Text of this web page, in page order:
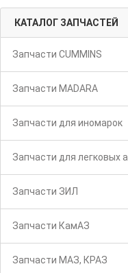
КАТАЛОГ ЗАПЧАСТЕЙ
Запчасти CUMMINS
Запчасти MADARA
Запчасти для иномарок
Запчасти для легковых
Запчасти ЗИЛ
Запчасти КамАЗ
Запчасти МАЗ, КРАЗ